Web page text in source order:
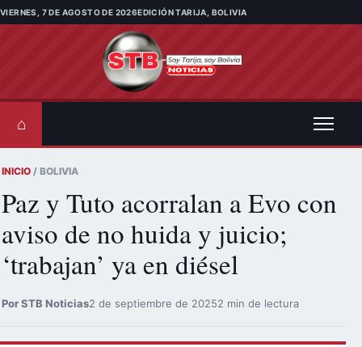
Saltar al contenido
VIERNES, 7 DE AGOSTO DE 2026EDICIÓN TARIJA, BOLIVIA
⌂
INICIO / BOLIVIA
Paz y Tuto acorralan a Evo con
aviso de no huida y juicio;
‘trabajan’ ya en diésel
Por STB Noticias2 de septiembre de 20252 min de lectura